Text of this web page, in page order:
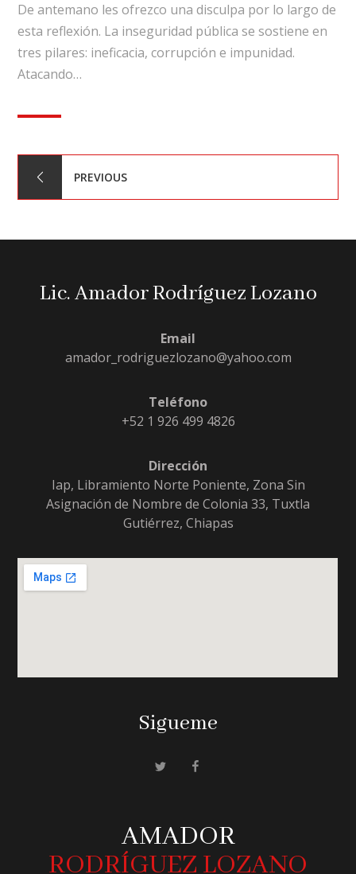
De antemano les ofrezco una disculpa por lo largo de
esta reflexión. La inseguridad pública se sostiene en
tres pilares: ineficacia, corrupción e impunidad.
Atacando…
Navegación
PREVIOUS
Lic. Amador Rodríguez Lozano
Email
amador_rodriguezlozano@yahoo.com
Teléfono
+52 1 926 499 4826
Dirección
Iap, Libramiento Norte Poniente, Zona Sin
Asignación de Nombre de Colonia 33, Tuxtla
Gutiérrez, Chiapas
Sigueme
AMADOR
RODRÍGUEZ LOZANO